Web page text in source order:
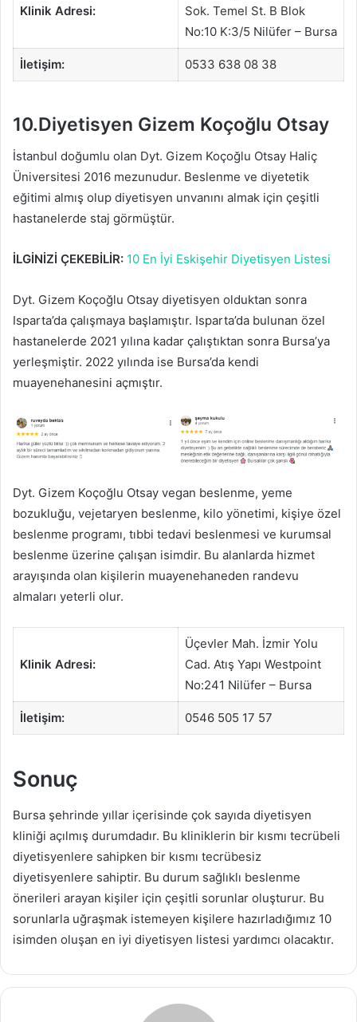
Klinik Adresi:
Sok. Temel St. B Blok
No:10 K:3/5 Nilüfer – Bursa
İletişim: 0533 638 08 38
10.Diyetisyen Gizem Koçoğlu Otsay
İstanbul doğumlu olan Dyt. Gizem Koçoğlu Otsay Haliç
Üniversitesi 2016 mezunudur. Beslenme ve diyetetik
eğitimi almış olup diyetisyen unvanını almak için çeşitli
hastanelerde staj görmüştür.
İLGİNİZİ ÇEKEBİLİR: 10 En İyi Eskişehir Diyetisyen Listesi
Dyt. Gizem Koçoğlu Otsay diyetisyen olduktan sonra
Isparta’da çalışmaya başlamıştır. Isparta’da bulunan özel
hastanelerde 2021 yılına kadar çalıştıktan sonra Bursa’ya
yerleşmiştir. 2022 yılında ise Bursa’da kendi
muayenehanesini açmıştır.
Dyt. Gizem Koçoğlu Otsay vegan beslenme, yeme
bozukluğu, vejetaryen beslenme, kilo yönetimi, kişiye özel
beslenme programı, tıbbi tedavi beslenmesi ve kurumsal
beslenme üzerine çalışan isimdir. Bu alanlarda hizmet
arayışında olan kişilerin muayenehaneden randevu
almaları yeterli olur.
Klinik Adresi:
Üçevler Mah. İzmir Yolu
Cad. Atış Yapı Westpoint
No:241 Nilüfer – Bursa
İletişim: 0546 505 17 57
Sonuç
Bursa şehrinde yıllar içerisinde çok sayıda diyetisyen
kliniği açılmış durumdadır. Bu kliniklerin bir kısmı tecrübeli
diyetisyenlere sahipken bir kısmı tecrübesiz
diyetisyenlere sahiptir. Bu durum sağlıklı beslenme
önerileri arayan kişiler için çeşitli sorunlar oluşturur. Bu
sorunlarla uğraşmak istemeyen kişilere hazırladığımız 10
isimden oluşan en iyi diyetisyen listesi yardımcı olacaktır.